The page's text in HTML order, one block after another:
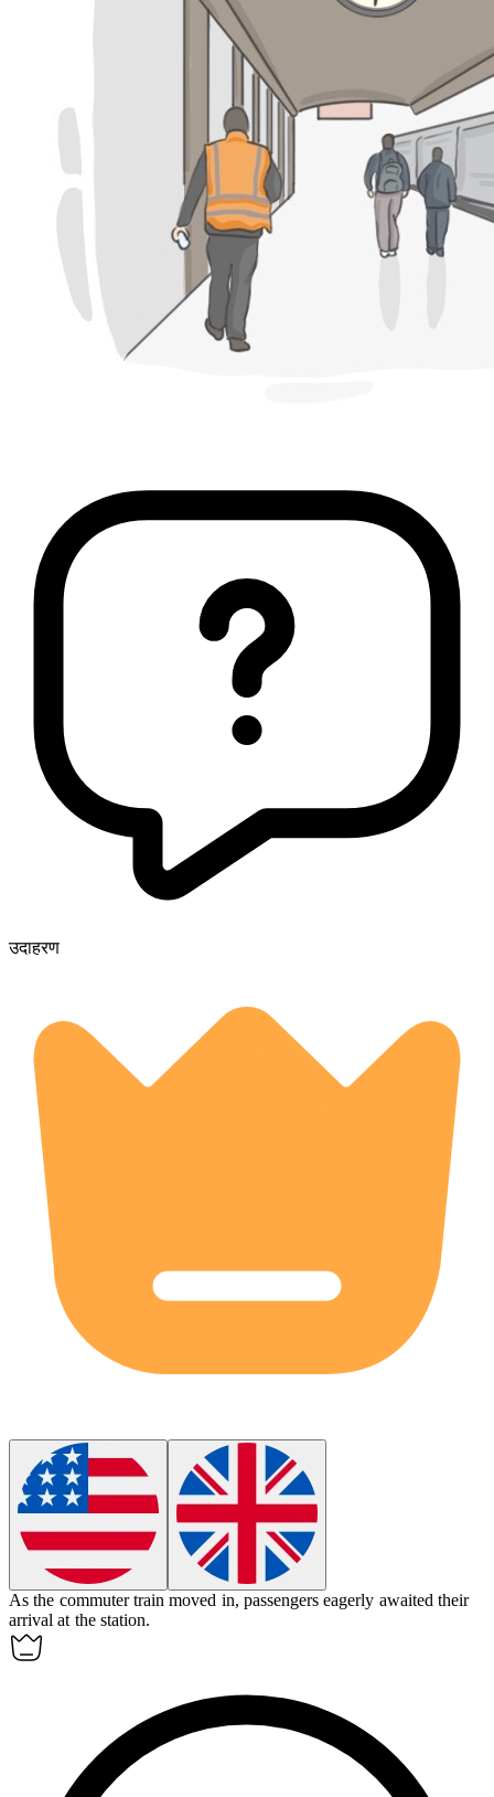
उदाहरण
As the commuter trainmoved in, passengers eagerly awaited their
arrival at the station.